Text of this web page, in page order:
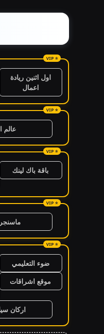
اول اثنين ريادة
اعمال
عالم
باقة باك لينك
ضوء التعليمي
موقع اشراقات
اركان